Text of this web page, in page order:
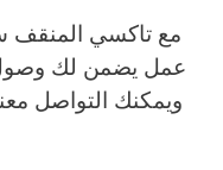
مع تاكسي المنقف
عمل يضمن لك